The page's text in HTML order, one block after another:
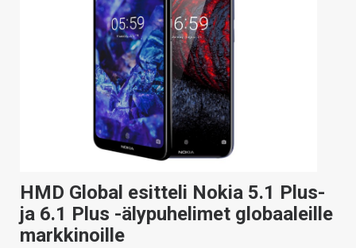
HMD Global esitteli Nokia 5.1 Plus-
ja 6.1 Plus -älypuhelimet globaaleille
markkinoille